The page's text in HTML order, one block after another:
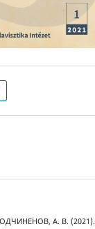
А. В. (2021).